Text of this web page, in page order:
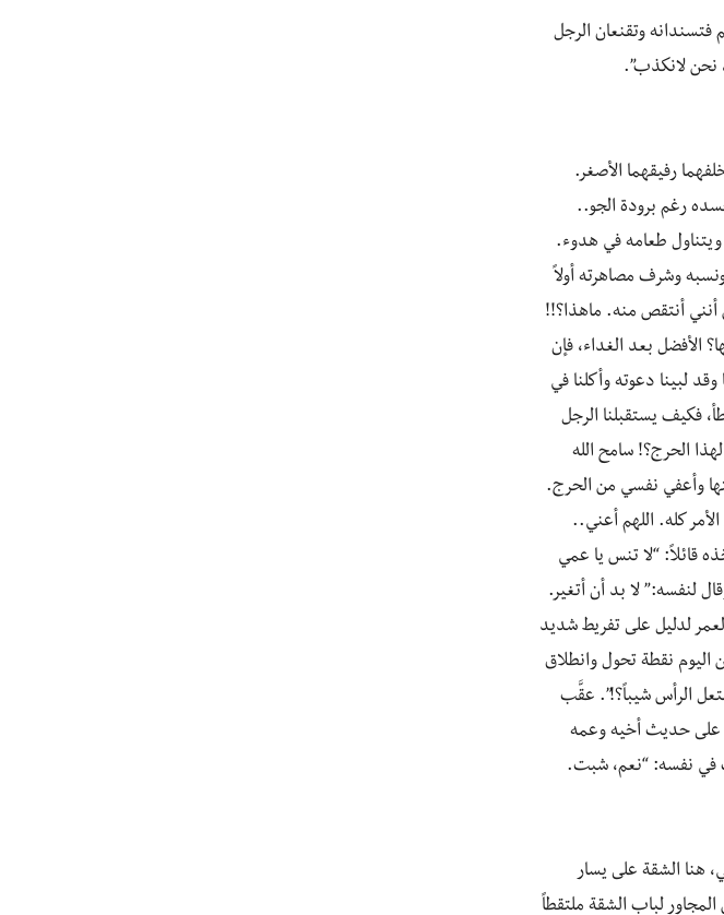
فتسندانه وتقنعان الرجل
نحن لانكذب”.
وخلفهما رفيقهما الأصغر.
رغم برودة الجو..
طعامه في هدوء.
وشرف مصاهرته أولاً
أنني أنتقص منه. ماهذا؟!!
الأفضل بعد الغداء، فإن
لبينا دعوته وأكلنا في
فكيف يستقبلنا الرجل
الحرج؟! سامح الله
وأعفي نفسي من الحرج.
كله. اللهم أعني..
قائلاً: “لا تنس يا عمي
لنفسه:” لا بد أن أتغير.
لدليل على تفريط شديد
اليوم نقطة تحول وانطلاق
الرأس شيباً؟!”. عقَّب
– على حديث أخيه وعمه
في نفسه: “نعم، شبت.
هنا الشقة على يسار
لباب الشقة ملتقطاً